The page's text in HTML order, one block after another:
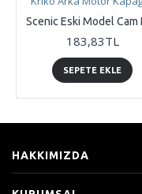
183,83TL
SEPETE EKLE
HAKKIMIZDA